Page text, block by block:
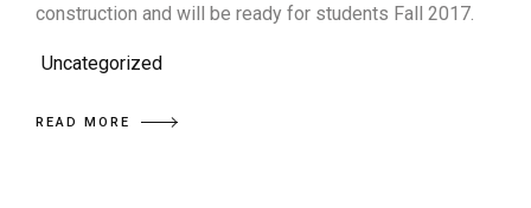
construction and will be ready for students Fall 2017.
Uncategorized
READ MORE